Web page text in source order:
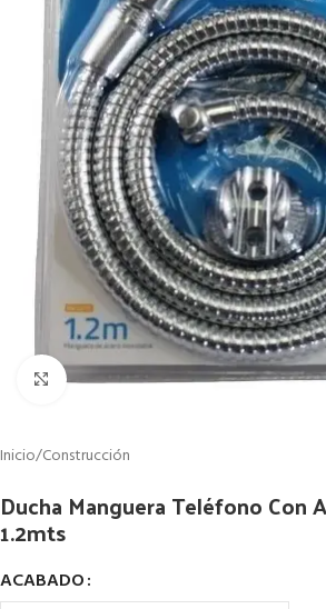
Clic para ampliar
Inicio/Construcción
Ducha Manguera Teléfono Con
1.2mts
ACABADO